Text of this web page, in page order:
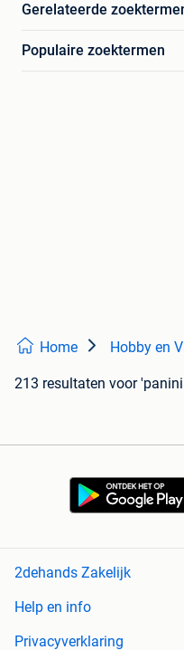
Gerelateerde
Populaire zoektermen
Home Hobby en
213 resultaten voor
2dehands Zakelijk
Help en info
Privacyverklaring